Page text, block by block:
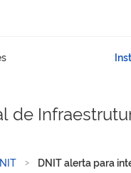
de
DNIT alerta para